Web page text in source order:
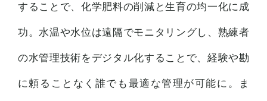
することで、化学肥料の削減と生育の均一化に成
功。水温や水位は遠隔でモニタリングし、熟練者
の水管理技術をデジタル化することで、経験や勘
に頼ることなく誰でも最適な管理が可能に。ま